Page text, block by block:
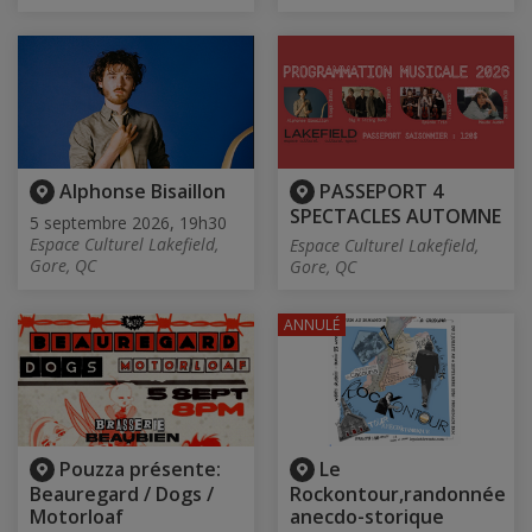
Alphonse Bisaillon
5 septembre 2026, 19h30
Espace Culturel Lakefield,
Gore, QC
PASSEPORT 4
SPECTACLES AUTOMNE
Espace Culturel Lakefield,
Gore, QC
Pouzza présente:
Beauregard / Dogs /
Motorloaf
Le
Rockontour,randonnée
anecdo-storique
ANNULÉ